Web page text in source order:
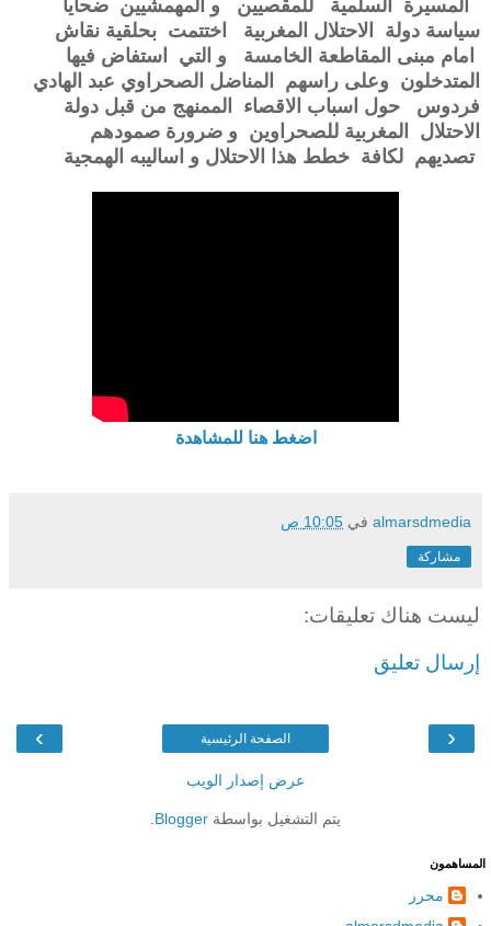
المسيرة السلمية للمقصيين و المهمشيين ضحايا
سياسة دولة الاحتلال المغربية اختتمت بحلقية نقاش
امام مبنى المقاطعة الخامسة و التي استفاض فيها
المتدخلون وعلى راسهم المناضل الصحراوي عبد الهادي
فردوس حول اسباب الاقصاء الممنهج من قبل دولة
الاحتلال المغربية للصحراوين و ضرورة صمودهم
تصديهم لكافة خطط هذا الاحتلال و اساليبه الهمجية
اضغط هنا للمشاهدة
almarsdmedia في 10:05 ص
مشاركة
ليست هناك تعليقات:
إرسال تعليق
‹
› الصفحة الرئيسية
عرض إصدار الويب
يتم التشغيل بواسطة Blogger
المساهمون
محرر